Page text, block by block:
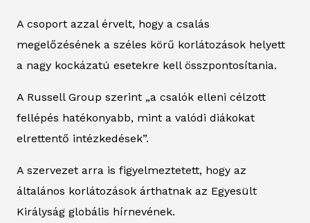
A csoport azzal érvelt, hogy a csalás
megelőzésének a széles körű korlátozások helyett
a nagy kockázatú esetekre kell összpontosítania.
A Russell Group szerint „a csalók elleni célzott
fellépés hatékonyabb, mint a valódi diákokat
elrettentő intézkedések”.
A szervezet arra is figyelmeztetett, hogy az
általános korlátozások árthatnak az Egyesült
Királyság globális hírnevének.